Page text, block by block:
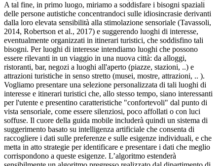
A tal fine, in primo luogo, miriamo a soddisfare i bisogni spaziali
delle persone autistiche concentrandoci sulle idiosincrasie derivanti
dalla loro elevata sensibilità alla stimolazione sensoriale (Tavassoli,
2014, Robertson et al., 2017) e suggerendo luoghi di interesse,
eventualmente organizzati in itinerari turistici, che soddisfino tali
bisogni. Per luoghi di interesse intendiamo luoghi che possono
essere rilevanti in un viaggio in una nuova città: da alloggi,
ristoranti, bar, negozi a luoghi all'aperto (piazze, stazioni, ..) e
attrazioni turistiche in senso stretto (musei, mostre, attrazioni, .. ).
Vogliamo presentare una selezione personalizzata di tali luoghi di
interesse e itinerari turistici che, allo stesso tempo, siano interessanti
per l'utente e presentino caratteristiche "confortevoli" dal punto di
vista sensoriale, come essere silenziosi, poco affollati o con luci
soffuse. Il cuore della guida mobile includerà quindi un sistema di
suggerimento basato su intelligenza artificiale che consenta di
raccogliere i dati sulle preferenze e sulle esigenze individuali, e che
metta in atto strategie per identificare e presentare i dati che meglio
corrispondono a queste esigenze. L’algoritmo estenderà